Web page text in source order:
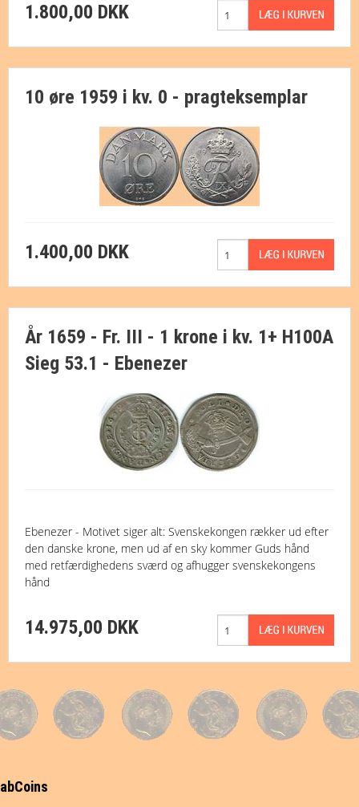
1.800,00 DKK
10 øre 1959 i kv. 0 - pragteksemplar
1.400,00 DKK
År 1659 - Fr. III - 1 krone i kv. 1+ H100A
Sieg 53.1 - Ebenezer
Ebenezer - Motivet siger alt: Svenskekongen rækker ud efter
den danske krone, men ud af en sky kommer Guds hånd
med retfærdighedens sværd og afhugger svenskekongens
hånd
14.975,00 DKK
abCoins